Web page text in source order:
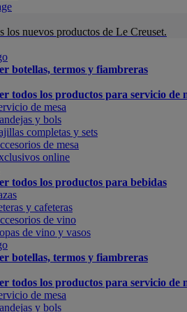
los nuevos productos de Le Creuset.
botellas, termos y fiambreras
todos los productos para servicio de
de mesa
y bols
completas y sets
de mesa
online
todos los productos para bebidas
y cafeteras
de vino
de vino y vasos
botellas, termos y fiambreras
todos los productos para servicio de
de mesa
y bols